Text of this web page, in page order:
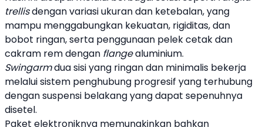
trellisdengan variasi ukuran dan ketebalan, yang
mampu menggabungkan kekuatan, rigiditas, dan
bobot ringan, serta penggunaan pelek cetak dan
cakram rem dengan flangealuminium.
Swingarmdua sisi yang ringan dan minimalis bekerja
melalui sistem penghubung progresif yang terhubung
dengan suspensi belakang yang dapat sepenuhnya
disetel.
Paket elektroniknya memungkinkan bahkan